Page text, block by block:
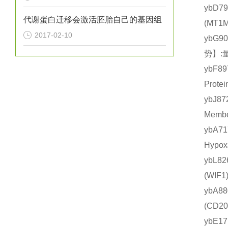
代谢蛋白迁移会激活胚胎自己的基因组
2017-02-10
势】: